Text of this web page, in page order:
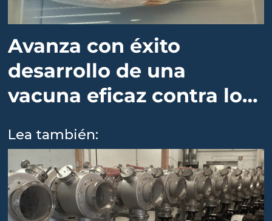
Avanza con éxito
desarrollo de una
vacuna eficaz contra los
Lea también: